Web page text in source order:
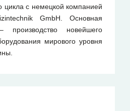
цикла с немецкой компанией
GmbH. Основная
производство новейшего
мирового уровня